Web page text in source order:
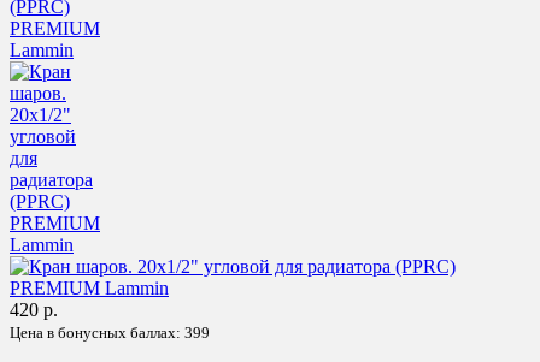
420 р.
Цена в бонусных баллах: 399